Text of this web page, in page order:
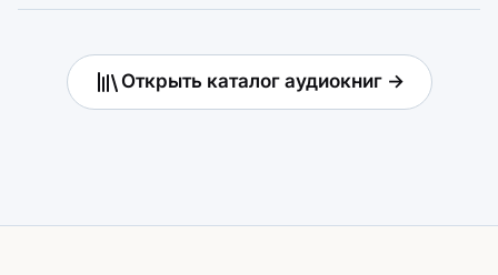
Открыть каталог аудиокниг →